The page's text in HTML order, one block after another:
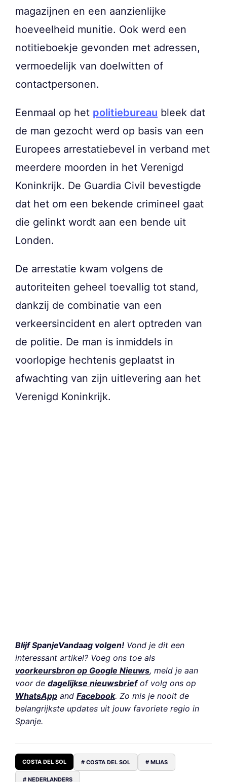
magazijnen en een aanzienlijke
hoeveelheid munitie. Ook werd een
notitieboekje gevonden met adressen,
vermoedelijk van doelwitten of
contactpersonen.
Eenmaal op het politiebureau bleek dat
de man gezocht werd op basis van een
Europees arrestatiebevel in verband met
meerdere moorden in het Verenigd
Koninkrijk. De Guardia Civil bevestigde
dat het om een bekende crimineel gaat
die gelinkt wordt aan een bende uit
Londen.
De arrestatie kwam volgens de
autoriteiten geheel toevallig tot stand,
dankzij de combinatie van een
verkeersincident en alert optreden van
de politie. De man is inmiddels in
voorlopige hechtenis geplaatst in
afwachting van zijn uitlevering aan het
Verenigd Koninkrijk.
Blijf SpanjeVandaag volgen! Vond je dit een
interessant artikel? Voeg ons toe als
voorkeursbron op Google Nieuws, meld je aan
voor de dagelijkse nieuwsbriefof volg ons op
WhatsApp and Facebook. Zo mis je nooit de
belangrijkste updates uit jouw favoriete regio in
Spanje.
COSTA DEL SOL # COSTA DEL SOL # MIJAS
# NEDERLANDERS